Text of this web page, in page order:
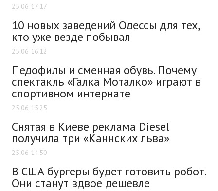
25.06 17:17
10 новых заведений Одессы для тех,
кто уже везде побывал
25.06 16:12
Педофилы и сменная обувь. Почему
спектакль «Галка Моталко» играют в
спортивном интернате
25.06 15:25
Снятая в Киеве реклама Diesel
получила три «Каннских льва»
25.06 14:50
В США бургеры будет готовить робот.
Они станут вдвое дешевле